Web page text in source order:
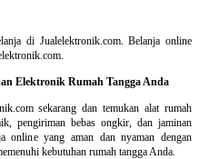
di Jualelektronik.com. Belanja online
Elektronik Rumah Tangga Anda
sekarang dan temukan alat rumah
pengiriman bebas ongkir, dan jaminan
online yang aman dan nyaman dengan
kebutuhan rumah tangga Anda.